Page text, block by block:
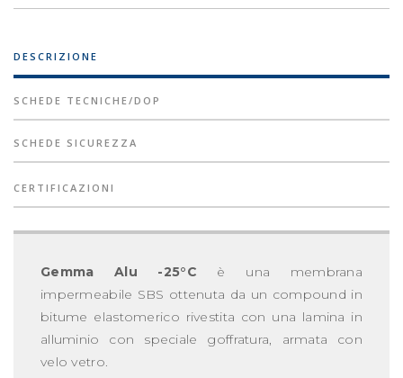
DESCRIZIONE
SCHEDE TECNICHE/DOP
SCHEDE SICUREZZA
CERTIFICAZIONI
Gemma Alu -25°C è una membrana
impermeabile SBS ottenuta da un compound in
bitume elastomerico rivestita con una lamina in
alluminio con speciale goffratura, armata con
velo vetro.